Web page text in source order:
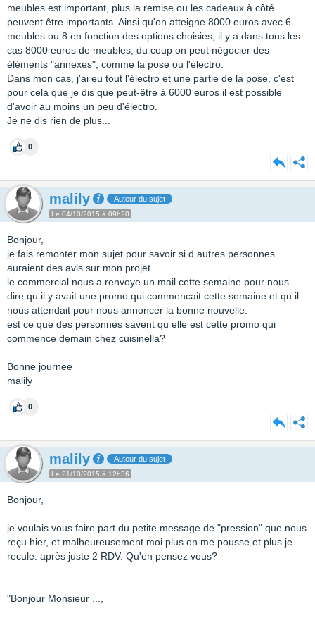
meubles est important, plus la remise ou les cadeaux à côté
peuvent être importants. Ainsi qu'on atteigne 8000 euros avec 6
meubles ou 8 en fonction des options choisies, il y a dans tous les
cas 8000 euros de meubles, du coup on peut négocier des
éléments "annexes", comme la pose ou l'électro.
Dans mon cas, j'ai eu tout l'électro et une partie de la pose, c'est
pour cela que je dis que peut-être à 6000 euros il est possible
d'avoir au moins un peu d'électro.
Je ne dis rien de plus...
0
malily Auteur du sujet
Le 04/10/2015 à 09h20
Bonjour,
je fais remonter mon sujet pour savoir si d autres personnes
auraient des avis sur mon projet.
le commercial nous a renvoye un mail cette semaine pour nous
dire qu il y avait une promo qui commencait cette semaine et qu il
nous attendait pour nous annoncer la bonne nouvelle.
est ce que des personnes savent qu elle est cette promo qui
commence demain chez cuisinella?
Bonne journee
malily
0
malily Auteur du sujet
Le 21/10/2015 à 12h36
Bonjour,
je voulais vous faire part du petite message de "pression" que nous
reçu hier, et malheureusement moi plus on me pousse et plus je
recule. après juste 2 RDV. Qu'en pensez vous?
"Bonjour Monsieur ...,